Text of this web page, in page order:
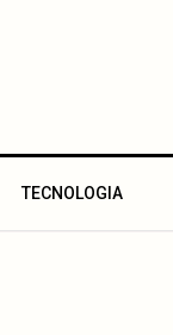
TECNOLOGIA